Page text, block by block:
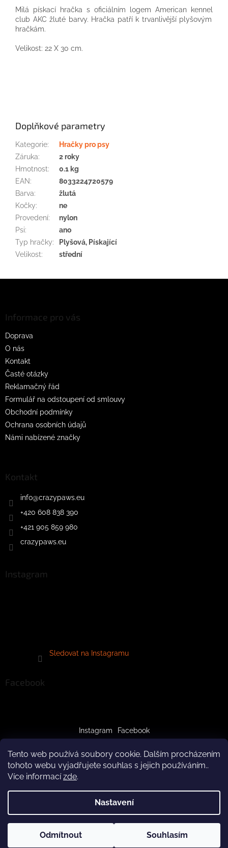
Tento web používá soubory cookie. Dalším procházením
tohoto webu vyjadřujete souhlas s jejich používáním..
Více informacízde.
Nastavení
Odmítnout Souhlasím
Z důvodu čerpání dovolené budeme produkty doručovat až po
Milá pískací hračka s oficiálním logem American kennel
club AKC žluté barvy. Hračka patří k trvanlivějšíplyšovým
hračkám.
Velikost: 22 X 30 cm.
Doplňkové parametry
Kategorie:
Hračky pro psy
Záruka:
2 roky
Hmotnost:
0.1 kg
EAN:
8033224720579
Barva:
žlutá
Kočky:
ne
Provedení:
nylon
Psi:
ano
Typ hračky:
Plyšová, Pískající
Velikost: střední
Informace pro vás
Doprava
O nás
Kontakt
Časté otázky
Reklamačný řád
Formulář na odstoupení od smlouvy
Obchodní podmínky
Ochrana osobních údajů
Námi nabízené značky
Kontakt
info@crazypaws.eu
+420 608 838 390
+421 905 859 980
crazypaws.eu
Instagram
Sledovat na Instagramu
Facebook
Instagram Facebook
crazypaws.cz
Upravit nastavení cookies